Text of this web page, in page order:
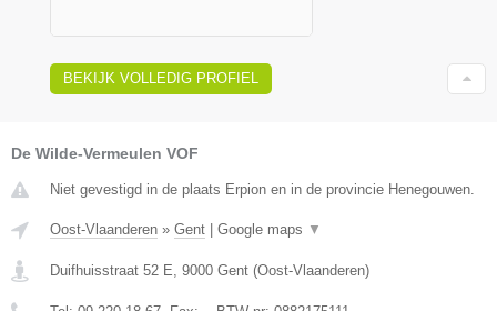
BEKIJK VOLLEDIG PROFIEL
De Wilde-Vermeulen VOF
Niet gevestigd in de plaats Erpion en in de provincie Henegouwen.
Oost-Vlaanderen » Gent Google maps ▼
Duifhuisstraat 52 E, 9000 Gent (Oost-Vlaanderen)